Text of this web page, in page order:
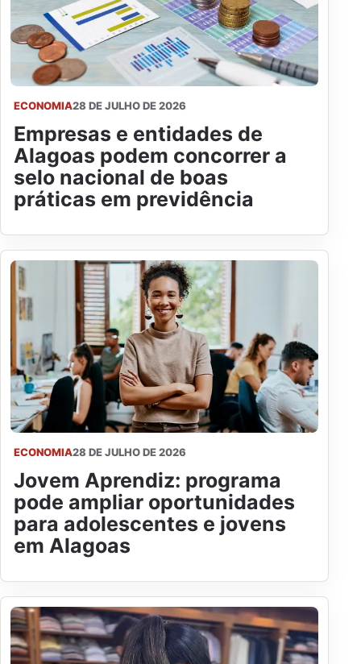
ECONOMIA28 DE JULHO DE 2026
Empresas e entidades de
Alagoas podem concorrer a
selo nacional de boas
práticas em previdência
ECONOMIA28 DE JULHO DE 2026
Jovem Aprendiz: programa
pode ampliar oportunidades
para adolescentes e jovens
em Alagoas